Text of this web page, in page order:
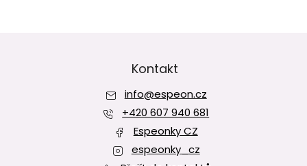
p
i
s
u
Kontakt
info@espeon.cz
+420 607 940 681
Espeonky CZ
espeonky_cz